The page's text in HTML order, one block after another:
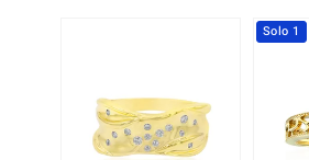
Solo 1